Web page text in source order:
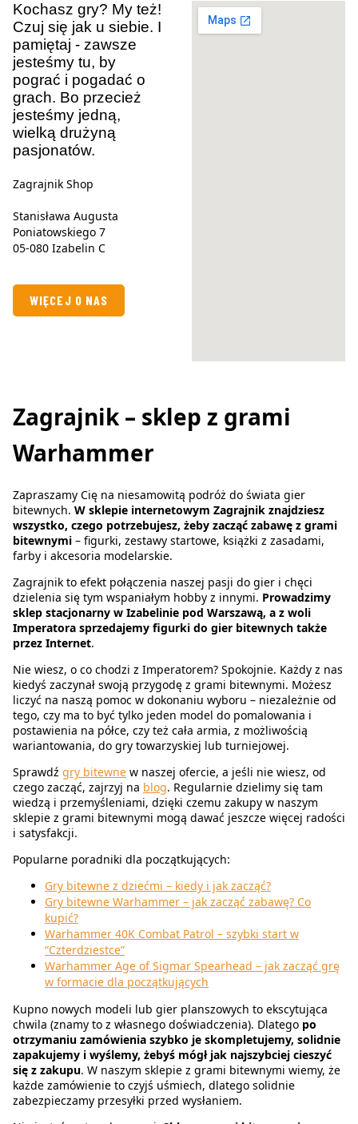
Kochasz gry? My też!
Czuj się jak u siebie. I
pamiętaj - zawsze
jesteśmy tu, by
pograć i pogadać o
grach. Bo przecież
jesteśmy jedną,
wielką drużyną
pasjonatów.
Zagrajnik Shop
Stanisława Augusta
Poniatowskiego 7
05-080 Izabelin C
WIĘCEJ O NAS
Zagrajnik – sklep z grami
Warhammer
Zapraszamy Cię na niesamowitą podróż do świata gier
bitewnych. W sklepie internetowym Zagrajnik znajdziesz
wszystko, czego potrzebujesz, żeby zacząć zabawę z grami
bitewnymi – figurki, zestawy startowe, książki z zasadami,
farby i akcesoria modelarskie.
Zagrajnik to efekt połączenia naszej pasji do gier i chęci
dzielenia się tym wspaniałym hobby z innymi. Prowadzimy
sklep stacjonarny w Izabelinie pod Warszawą, a z woli
Imperatora sprzedajemy figurki do gier bitewnych także
przez Internet.
Nie wiesz, o co chodzi z Imperatorem? Spokojnie. Każdy z nas
kiedyś zaczynał swoją przygodę z grami bitewnymi. Możesz
liczyć na naszą pomoc w dokonaniu wyboru – niezależnie od
tego, czy ma to być tylko jeden model do pomalowania i
postawienia na półce, czy też cała armia, z możliwością
wariantowania, do gry towarzyskiej lub turniejowej.
Sprawdź gry bitewne w naszej ofercie, a jeśli nie wiesz, od
czego zacząć, zajrzyj na blog. Regularnie dzielimy się tam
wiedzą i przemyśleniami, dzięki czemu zakupy w naszym
sklepie z grami bitewnymi mogą dawać jeszcze więcej radości
i satysfakcji.
Popularne poradniki dla początkujących:
Gry bitewne z dziećmi – kiedy i jak zacząć?
Gry bitewne Warhammer – jak zacząć zabawę? Co
kupić?
Warhammer 40K Combat Patrol – szybki start w
“Czterdziestce”
Warhammer Age of Sigmar Spearhead – jak zacząć grę
w formacie dla początkujących
Kupno nowych modeli lub gier planszowych to ekscytująca
chwila (znamy to z własnego doświadczenia). Dlatego po
otrzymaniu zamówienia szybko je skompletujemy, solidnie
zapakujemy i wyślemy, żebyś mógł jak najszybciej cieszyć
się z zakupu. W naszym sklepie z grami bitewnymi wiemy, że
każde zamówienie to czyjś uśmiech, dlatego solidnie
zabezpieczamy przesyłki przed wysłaniem.